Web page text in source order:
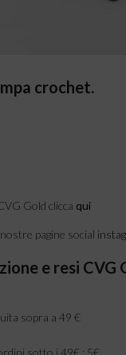
crochet.
Gold clicca qui
pagine social
e resi CVG
sopra a 49 €
sotto i 49€ : 5€